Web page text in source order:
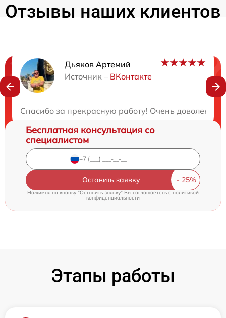
Отзывы наших клиентов
Дьяков Артемий
Источник – ВКонтакте
Спасибо за прекрасную работу! Очень доволен
Нужна консультация?
Бесплатная консультация со
специалистом
Оставить заявку
Нажимая на кнопку "Оставить заявку" Вы соглашаетесь cполитикой
конфиденциальности
Этапы работы